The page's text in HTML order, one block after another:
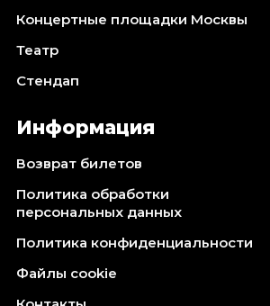
Концертные площадки Москвы
Театр
Стендап
Информация
Возврат билетов
Политика обработки
персональных данных
Политика конфиденциальности
Файлы cookie